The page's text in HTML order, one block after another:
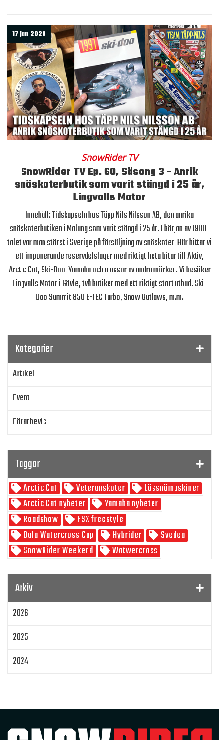
17 jan 2020
SnowRider TV
SnowRider TV Ep. 60, Säsong 3 - Anrik
snöskoterbutik som varit stängd i 25 år,
Lingvalls Motor
Innehåll: Tidskapseln hos Täpp Nils Nilsson AB, den anrika
snöskoterbutiken i Malung som varit stängd i 25 år. I början av 1980-
talet var man störst i Sverige på försäljning av snöskoter. Här hittar vi
ett imponerande reservdelslager med riktigt heta bitar till Aktiv,
Arctic Cat, Ski-Doo, Yamaha och massor av andra märken. Vi besöker
Lingvalls Motor i Gävle, två butiker med ett riktigt stort utbud. Ski-
Doo Summit 850 E-TEC Turbo, Snow Outlaws, m.m.
Kategorier
Artikel
Event
Förarbevis
SnowRider TV
Skoterpodden
Taggar
Arctic Cat Veteranskoter
Lössnömaskiner
Arctic Cat nyheter
Yamaha nyheter
Roadshow
FSX freestyle
Dala Watercross Cup
Hybrider
Svedea
SnowRider Weekend
Watwercross
SnowRider Hoddie
pDrive
Klim
IQ Trippeln
Original ECU
Loggning Mappning
MapTun
Arkiv
2026
2025
2024
2022
2021